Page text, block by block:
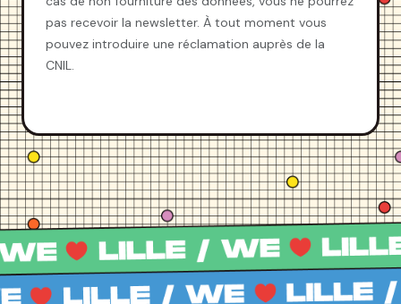
pas recevoir la newsletter. À tout moment vous
pouvez introduire une réclamation auprès de la
CNIL.